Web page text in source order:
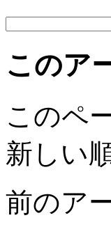
このア
このペ
新しい
前のア